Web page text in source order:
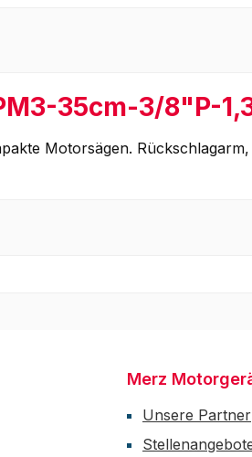
35cm-3/8"P-
Motorsägen.
Merz
Unsere Partner